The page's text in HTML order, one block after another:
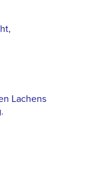
Lachens